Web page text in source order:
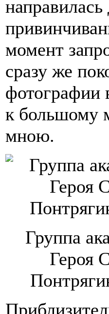
момент
сразу же
фотографии
к большому
мною.
Группа
Героя